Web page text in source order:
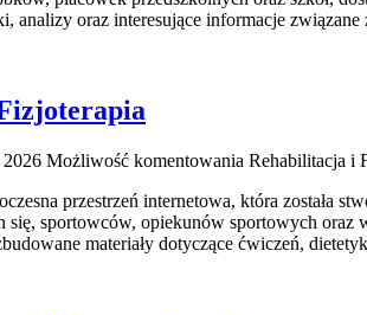
analizy oraz interesujące informacje
2026 Możliwość komentowania Rehabilitacja i
przestrzeń internetowa, która została
się, sportowców, opiekunów sportowych
materiały dotyczące ćwiczeń,